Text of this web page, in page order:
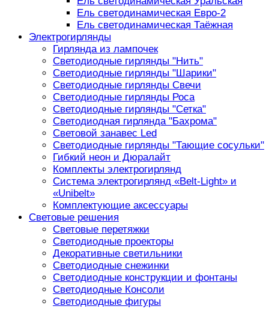
Ель светодинамическая Евро-2
Ель светодинамическая Таёжная
Электрогирлянды
Гирлянда из лампочек
Светодиодные гирлянды "Нить"
Светодиодные гирлянды "Шарики"
Светодиодные гирлянды Свечи
Светодиодные гирлянды Роса
Светодиодные гирлянды "Сетка"
Светодиодная гирлянда "Бахрома"
Световой занавес Led
Светодиодные гирлянды "Тающие сосульки"
Гибкий неон и Дюралайт
Комплекты электрогирлянд
Система электрогирлянд «Belt-Light» и
«Unibelt»
Комплектующие аксессуары
Световые решения
Световые перетяжки
Светодиодные проекторы
Декоративные светильники
Светодиодные снежинки
Светодиодные конструкции и фонтаны
Светодиодные Консоли
Светодиодные фигуры